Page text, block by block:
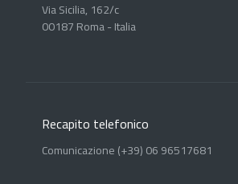
Via Sicilia, 162/c
00187 Roma - Italia
Recapito telefonico
Comunicazione (+39) 06 96517681